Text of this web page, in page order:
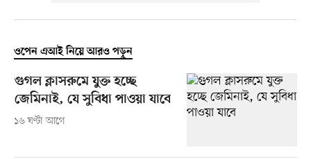
ওপেন এআই নিয়ে আরও পড়ুন
গুগল ক্লাসরুমে যুক্ত হচ্ছে
জেমিনাই, যে সুবিধা পাওয়া যাবে
১৬ ঘণ্টা আগে